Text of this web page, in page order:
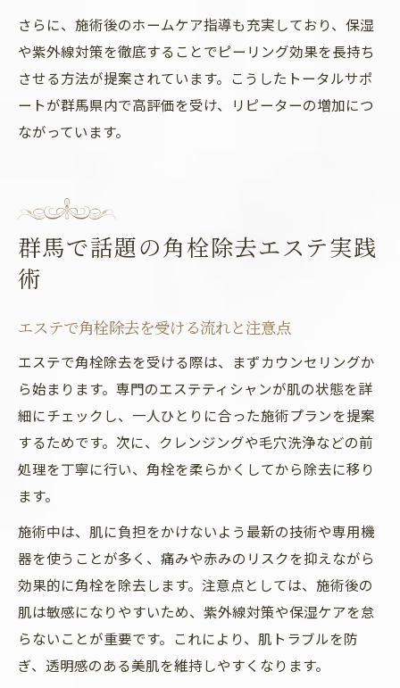
さらに、施術後のホームケア指導も充実しており、保湿
や紫外線対策を徹底することでピーリング効果を長持ち
させる方法が提案されています。こうしたトータルサポ
ートが群馬県内で高評価を受け、リピーターの増加につ
ながっています。
群馬で話題の角栓除去エステ実践
術
エステで角栓除去を受ける流れと注意点
エステで角栓除去を受ける際は、まずカウンセリングか
ら始まります。専門のエステティシャンが肌の状態を詳
細にチェックし、一人ひとりに合った施術プランを提案
するためです。次に、クレンジングや毛穴洗浄などの前
処理を丁寧に行い、角栓を柔らかくしてから除去に移り
ます。
施術中は、肌に負担をかけないよう最新の技術や専用機
器を使うことが多く、痛みや赤みのリスクを抑えながら
効果的に角栓を除去します。注意点としては、施術後の
肌は敏感になりやすいため、紫外線対策や保湿ケアを怠
らないことが重要です。これにより、肌トラブルを防
ぎ、透明感のある美肌を維持しやすくなります。